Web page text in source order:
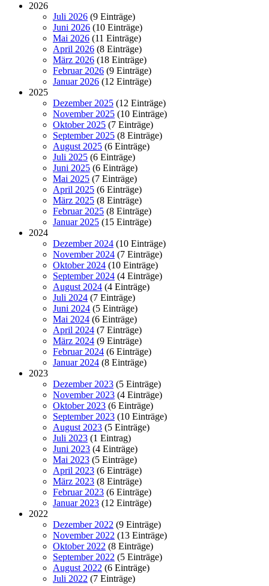
2026
Juli 2026 (9 Einträge)
Juni 2026 (10 Einträge)
Mai 2026 (11 Einträge)
April 2026 (8 Einträge)
März 2026 (18 Einträge)
Februar 2026 (9 Einträge)
Januar 2026 (12 Einträge)
2025
Dezember 2025 (12 Einträge)
November 2025 (10 Einträge)
Oktober 2025 (7 Einträge)
September 2025 (8 Einträge)
August 2025 (6 Einträge)
Juli 2025 (6 Einträge)
Juni 2025 (6 Einträge)
Mai 2025 (7 Einträge)
April 2025 (6 Einträge)
März 2025 (8 Einträge)
Februar 2025 (8 Einträge)
Januar 2025 (15 Einträge)
2024
Dezember 2024 (10 Einträge)
November 2024 (7 Einträge)
Oktober 2024 (10 Einträge)
September 2024 (4 Einträge)
August 2024 (4 Einträge)
Juli 2024 (7 Einträge)
Juni 2024 (5 Einträge)
Mai 2024 (6 Einträge)
April 2024 (7 Einträge)
März 2024 (9 Einträge)
Februar 2024 (6 Einträge)
Januar 2024 (8 Einträge)
2023
Dezember 2023 (5 Einträge)
November 2023 (4 Einträge)
Oktober 2023 (6 Einträge)
September 2023 (10 Einträge)
August 2023 (5 Einträge)
Juli 2023 (1 Eintrag)
Juni 2023 (4 Einträge)
Mai 2023 (5 Einträge)
April 2023 (6 Einträge)
März 2023 (8 Einträge)
Februar 2023 (6 Einträge)
Januar 2023 (12 Einträge)
2022
Dezember 2022 (9 Einträge)
November 2022 (13 Einträge)
Oktober 2022 (8 Einträge)
September 2022 (5 Einträge)
August 2022 (6 Einträge)
Juli 2022 (7 Einträge)